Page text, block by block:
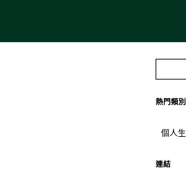
熱門類別
個人
連結